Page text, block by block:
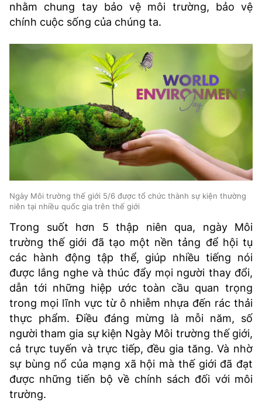
nhằm chung tay bảo vệ môi trường, bảo vệ
chính cuộc sống của chúng ta.
Ngày Môi trường thế giới 5/6 được tổ chức thành sự kiện thường
niên tại nhiều quốc gia trên thế giới
Trong suốt hơn 5 thập niên qua, ngày Môi
trường thế giới đã tạo một nền tảng để hội tụ
các hành động tập thể, giúp nhiều tiếng nói
được lắng nghe và thúc đẩy mọi người thay đổi,
dẫn tới những hiệp ước toàn cầu quan trọng
trong mọi lĩnh vực từ ô nhiễm nhựa đến rác thải
thực phẩm. Điều đáng mừng là mỗi năm, số
người tham gia sự kiện Ngày Môi trường thế giới,
cả trực tuyến và trực tiếp, đều gia tăng. Và nhờ
sự bùng nổ của mạng xã hội mà thế giới đã đạt
được những tiến bộ về chính sách đối với môi
trường.